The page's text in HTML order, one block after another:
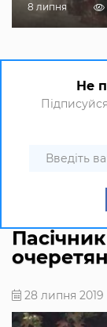
8 липня
Не
28 липня 2019